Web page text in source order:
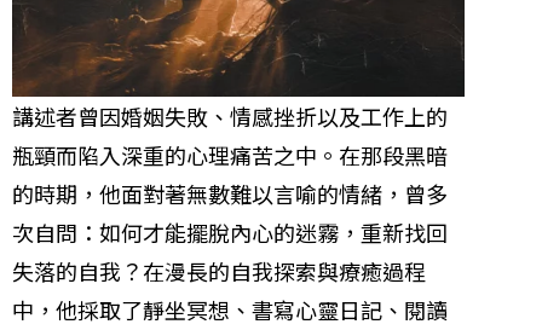
講述者曾因婚姻失敗、情感挫折以及工作上的
瓶頸而陷入深重的心理痛苦之中。在那段黑暗
的時期，他面對著無數難以言喻的情緒，曾多
次自問：如何才能擺脫內心的迷霧，重新找回
失落的自我？在漫長的自我探索與療癒過程
中，他採取了靜坐冥想、書寫心靈日記、閱讀